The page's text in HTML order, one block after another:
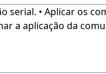
serial. • Aplicar os
a aplicação da